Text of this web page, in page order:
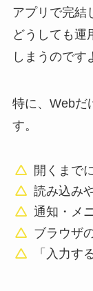
アプリで完結
どうしても運
しまうのです
特に、Webだ
す。
開くまで
読み込み
通知・メ
ブラウザ
「入力す